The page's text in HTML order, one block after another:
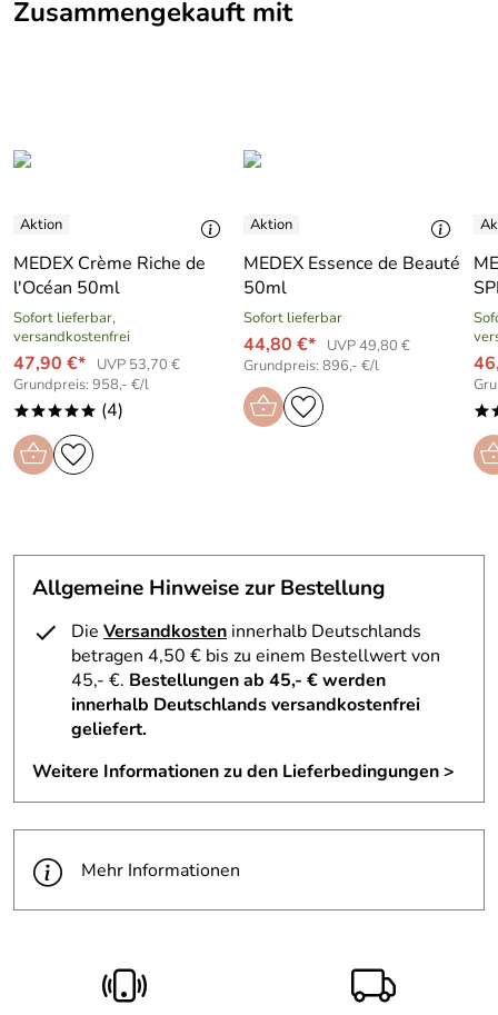
Zusammengekauft mit
MEDEX Crème Riche de
l′Océan 50ml
Sofort lieferbar,
versandkostenfrei
47,90 €*
UVP 53,70 €
Grundpreis: 958,- €/l
***** (4)
MEDEX Essence de Beauté
50ml
Sofort lieferbar
44,80 €*
UVP 49,80 €
Grundpreis: 896,- €/l
Allgemeine Hinweise zur Bestellung
Die Versandkosten innerhalb Deutschlands
betragen 4,50 € bis zu einem Bestellwert von
45,- €. Bestellungen ab 45,- € werden
innerhalb Deutschlands versandkostenfrei
geliefert.
Weitere Informationen zu den Lieferbedingungen >
Mehr Informationen